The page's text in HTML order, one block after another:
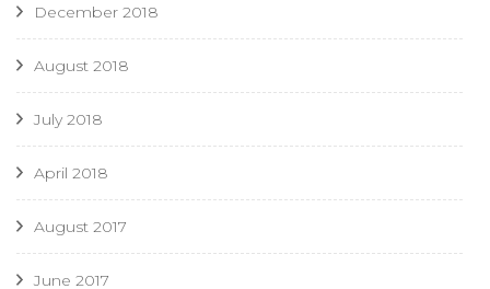
December 2018
August 2018
July 2018
April 2018
August 2017
June 2017